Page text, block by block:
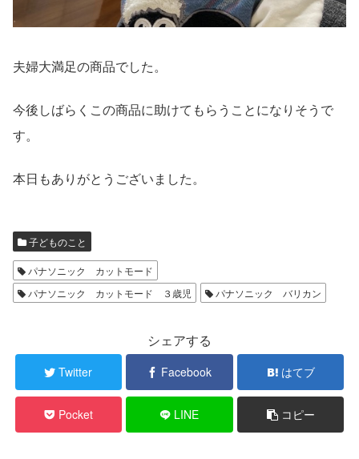
夫婦大満足の商品でした。
今後しばらくこの商品に助けてもらうことになりそうで
す。
本日もありがとうございました。
子どものこと
パナソニック カットモード
パナソニック カットモード ３歳児
パナソニック バリカン
シェアする
Twitter Facebook はてブ
Pocket LINE コピー